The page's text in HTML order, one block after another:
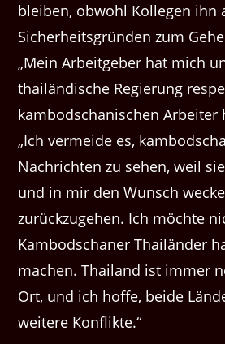
bleiben, obwohl Kollegen ihn
Sicherheitsgründen zum
„Mein Arbeitgeber hat mich
thailändische Regierung
kambodschanischen Arbeiter
„Ich vermeide es,
Nachrichten zu sehen, weil
und in mir den Wunsch
zurückzugehen. Ich möchte
Kambodschaner Thailänder
machen. Thailand ist immer
Ort, und ich hoffe, beide
weitere Konflikte.“